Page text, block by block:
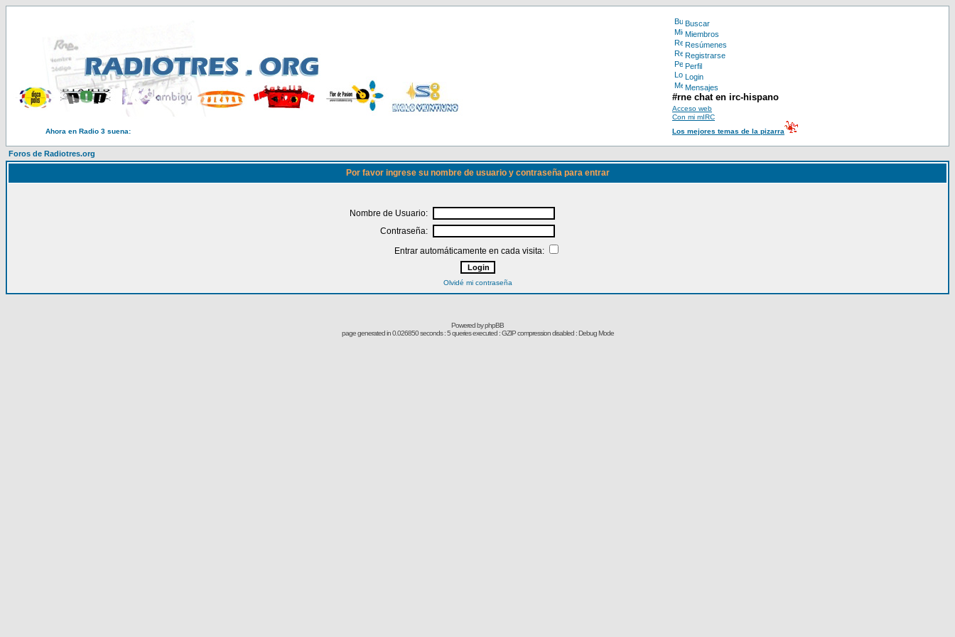
Buscar
Miembros
Resúmenes
Registrarse
Perfil
Login
Mensajes
#rne chat en irc-hispano
Acceso web
Con mi mIRC
Ahora en Radio 3 suena:
Los mejores temas de la pizarra
Foros de Radiotres.org
Por favor ingrese su nombre de usuario y contraseña para entrar
Nombre de Usuario:
Contraseña:
Entrar automáticamente en cada visita:
Olvidé mi contraseña
Powered byphpBB
page generated in 0.026850 seconds : 5 queries executed : GZIP compression disabled : Debug Mode